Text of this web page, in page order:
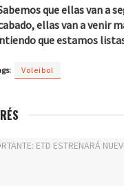
que ellas van a
ellas van a venir
que estamos
Voleibol